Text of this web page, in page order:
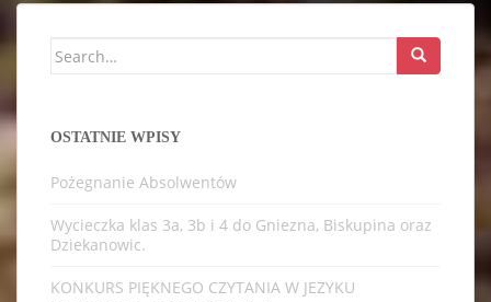
Search
OSTATNIE WPISY
Pożegnanie Absolwentów
Wycieczka klas 3a, 3b i 4 do Gniezna, Biskupina oraz
Dziekanowic.
KONKURS PIĘKNEGO CZYTANIA W JEZYKU